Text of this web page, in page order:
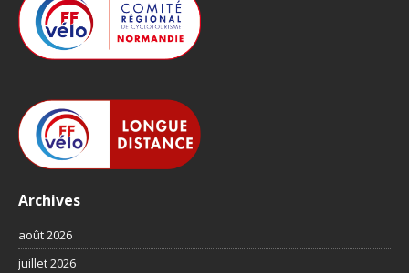
Archives
août 2026
juillet 2026